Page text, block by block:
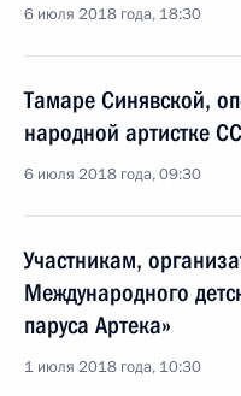
6 июля 2018 года, 18:30
Тамаре Синявской,
народной артистке
6 июля 2018 года, 09:30
Участникам,
Международного
паруса Артека»
1 июля 2018 года, 10:30